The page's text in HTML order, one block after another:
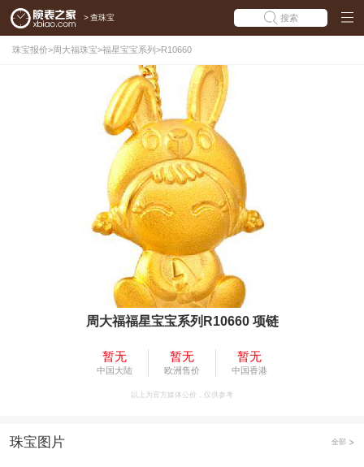
> 查珠宝 搜索
珠宝报价> 周大福珠宝>福星宝宝系列 >R10660
周大福福星宝宝系列R10660 项链
暂无
中国大陆
暂无
欧洲售价
暂无
中国香港
以上为官方媒体公价，仅供参考
珠宝图片 全部